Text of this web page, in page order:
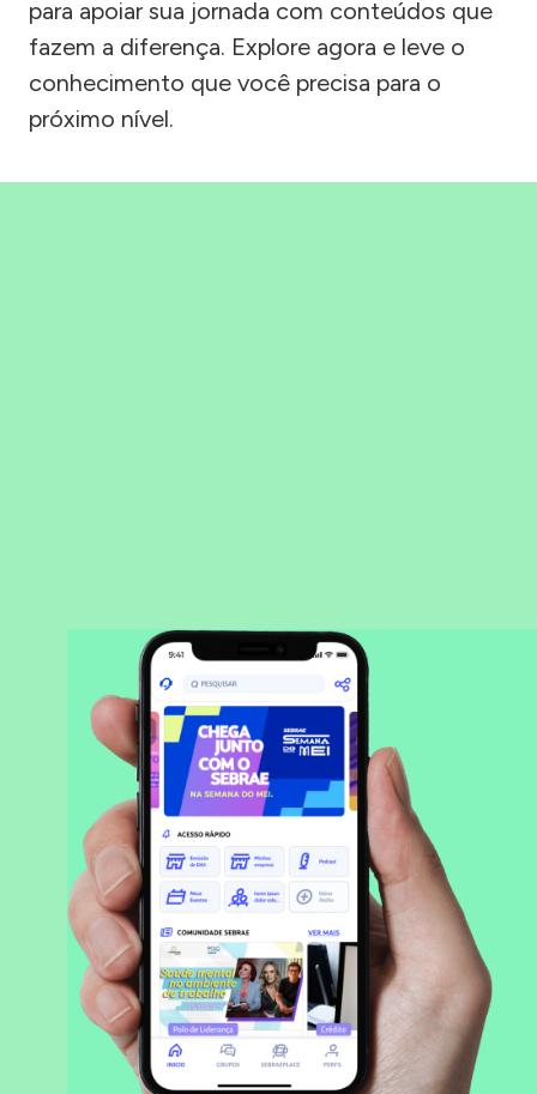
para apoiar sua jornada com conteúdos que
fazem a diferença. Explore agora e leve o
conhecimento que você precisa para o
próximo nível.